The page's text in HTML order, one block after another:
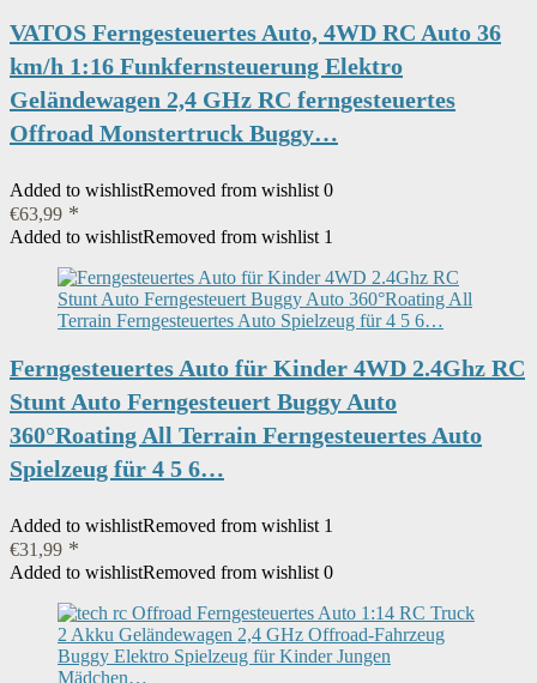
VATOS Ferngesteuertes Auto, 4WD RC Auto 36
km/h 1:16 Funkfernsteuerung Elektro
Geländewagen 2,4 GHz RC ferngesteuertes
Offroad Monstertruck Buggy…
Added to wishlistRemoved from wishlist 0
€63,99
Added to wishlistRemoved from wishlist 1
Ferngesteuertes Auto für Kinder 4WD 2.4Ghz RC
Stunt Auto Ferngesteuert Buggy Auto
360°Roating All Terrain Ferngesteuertes Auto
Spielzeug für 4 5 6…
Added to wishlistRemoved from wishlist 1
€31,99
Added to wishlistRemoved from wishlist 0